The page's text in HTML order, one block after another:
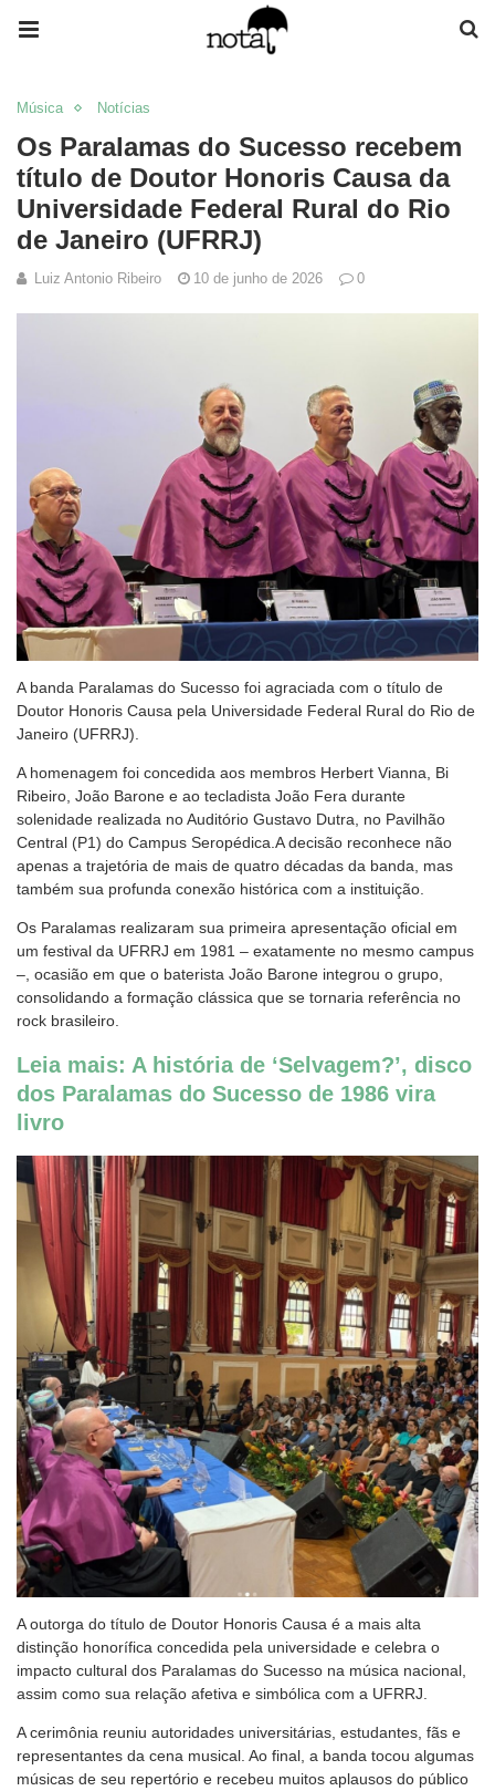
Música Notícias
Os Paralamas do Sucesso recebem
título de Doutor Honoris Causa da
Universidade Federal Rural do Rio
de Janeiro (UFRRJ)
Luiz Antonio Ribeiro 10 de junho de 2026 0
A banda Paralamas do Sucesso foi agraciada com o título de
Doutor Honoris Causa pela Universidade Federal Rural do Rio de
Janeiro (UFRRJ).
A homenagem foi concedida aos membros Herbert Vianna, Bi
Ribeiro, João Barone e ao tecladista João Fera durante
solenidade realizada no Auditório Gustavo Dutra, no Pavilhão
Central (P1) do Campus Seropédica.A decisão reconhece não
apenas a trajetória de mais de quatro décadas da banda, mas
também sua profunda conexão histórica com a instituição.
Os Paralamas realizaram sua primeira apresentação oficial em
um festival da UFRRJ em 1981 – exatamente no mesmo campus
–, ocasião em que o baterista João Barone integrou o grupo,
consolidando a formação clássica que se tornaria referência no
rock brasileiro.
Leia mais: A história de ‘Selvagem?’, disco
dos Paralamas do Sucesso de 1986 vira
livro
A outorga do título de Doutor Honoris Causa é a mais alta
distinção honorífica concedida pela universidade e celebra o
impacto cultural dos Paralamas do Sucesso na música nacional,
assim como sua relação afetiva e simbólica com a UFRRJ.
A cerimônia reuniu autoridades universitárias, estudantes, fãs e
representantes da cena musical. Ao final, a banda tocou algumas
músicas de seu repertório e recebeu muitos aplausos do público